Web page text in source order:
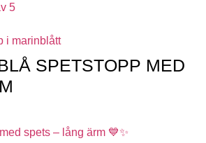
5
SPETSTOPP MED